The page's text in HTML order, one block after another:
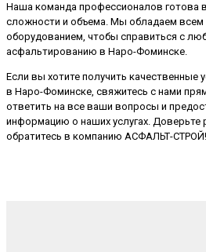
Наша команда профессионалов готова
сложности и объема. Мы обладаем
оборудованием, чтобы справиться с
асфальтированию в Наро-Фоминске.
Если вы хотите получить качественные
в Наро-Фоминске, свяжитесь с нами
ответить на все ваши вопросы и
информацию о наших услугах. Доверьте
обратитесь в компанию АСФАЛЬТ-СТРОЙ!